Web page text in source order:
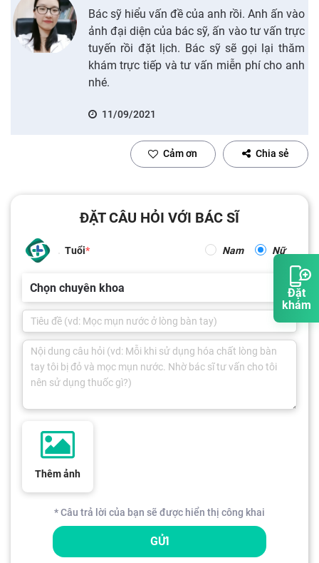
Đặt
khám
Bác sỹ hiểu vấn đề của anh rồi. Anh ấn vào
ảnh đại diện của bác sỹ, ấn vào tư vấn trực
tuyến rồi đặt lịch. Bác sỹ sẽ gọi lại thăm
khám trực tiếp và tư vấn miễn phí cho anh
nhé.
11/09/2021
Cảm ơn Chia sẻ
ĐẶT CÂU HỎI VỚI BÁC SĨ
Tuổi Nam Nữ
Chọn chuyên khoa
Thêm ảnh
* Câu trả lời của bạn sẽ được hiển thị công khai
GỬI